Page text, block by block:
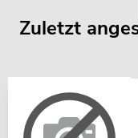
Zuletzt